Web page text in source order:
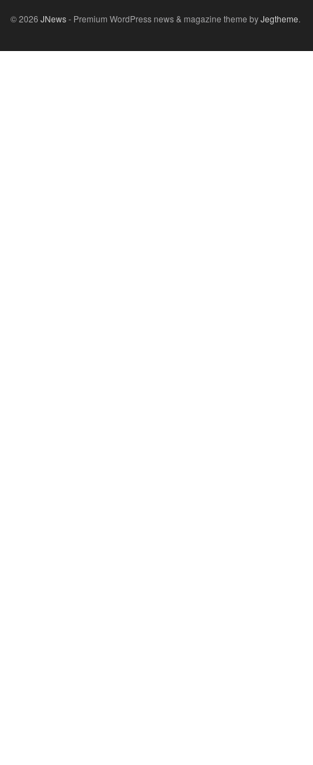
© 2026 JNews- Premium WordPress news & magazine theme byJegtheme.